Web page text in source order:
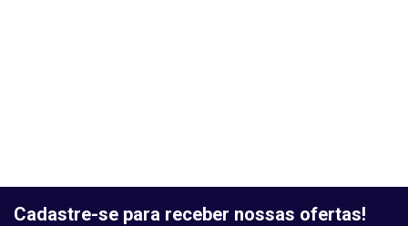
Cadastre-se para receber nossas ofertas!